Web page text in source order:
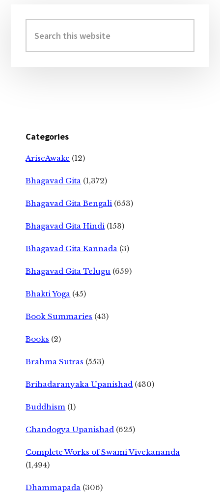
Sidebar
this
website
Categories
AriseAwake (12)
Bhagavad Gita (1,372)
Bhagavad Gita Bengali (653)
Bhagavad Gita Hindi (153)
Bhagavad Gita Kannada (3)
Bhagavad Gita Telugu (659)
Bhakti Yoga (45)
Book Summaries (43)
Books (2)
Brahma Sutras (553)
Brihadaranyaka Upanishad (430)
Buddhism (1)
Chandogya Upanishad (625)
Complete Works of Swami Vivekananda
(1,494)
Dhammapada (306)